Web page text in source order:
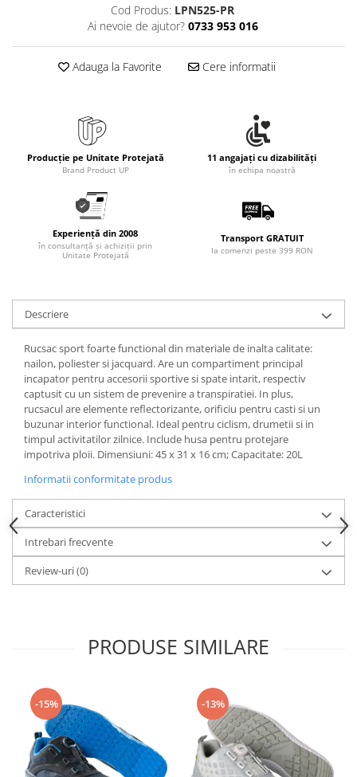
Foarfece pentru birou
Produse Antibacteriene
Maturi, mopuri si galeti
Hartie igienica, prosoape hartie si
dispensere
Articole pentru rufe, casa,
geamuri, mobila
Articole pentru birou, suprafete,
Saci de gunoi
Accesorii pentru curatenie
Tipografie si stampile
Formulare tipizate
Caiete si blocnotesuri
personalizate
Stampile, tusiere si tus
Imbracaminte
Tricouri
Bluze & Pulovere
Camasi
Pantaloni
Reflectorizante
Incaltaminte
Incaltaminte de lucru si protectie
Incaltaminte de oras si munte
Cod Produs: LPN525-PR
Ai nevoie de ajutor? 0733 953 016
Adauga la Favorite Cere informatii
Producție pe Unitate Protejată
Brand Product UP
11 angajați cu dizabilități
în echipa noastră
Experiență din 2008
în consultanță și achiziții prin
Unitate Protejată
Transport GRATUIT
la comenzi peste 399 RON
Descriere
Rucsac sport foarte functional din materiale de inalta calitate:
nailon, poliester si jacquard. Are un compartiment principal
incapator pentru accesorii sportive si spate intarit, respectiv
captusit cu un sistem de prevenire a transpiratiei. In plus,
rucsacul are elemente reflectorizante, orificiu pentru casti si un
buzunar interior functional. Ideal pentru ciclism, drumetii si in
timpul activitatilor zilnice. Include husa pentru protejare
impotriva ploii. Dimensiuni: 45 x 31 x 16 cm; Capacitate: 20L
Informatii conformitate produs
Caracteristici
Intrebari frecvente
Review-uri(0)
PRODUSE SIMILARE
-15% -13%